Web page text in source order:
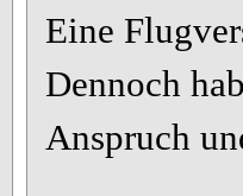
Eine
Dennoch
Anspruch